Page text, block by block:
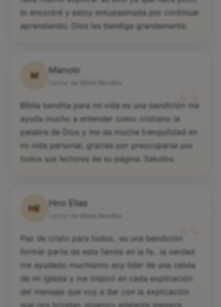
lo encontré y estoy entusiasmada por continuar
aprendiendo. Dios les bendiga grandemente.
M
Manolo
“
Bíblia bendita para mí vida es una bendición me
ayuda mucho a entender como cristiano la
palabra de Dios y me da mucha tranquilidad en
mi vida personal, gracias por preocuparse por
todos sus lectores de su página. Saludos
HE
Hno Elias
“
Paz de cristo para todos.. es una bendición
formar parte de esta famila en la fe.. la verdad
me ayudado muchísimo soy lider de una celula
de mi iglesia y me inspiró en cada explicación
del mensaje que voy a dar con la explicación